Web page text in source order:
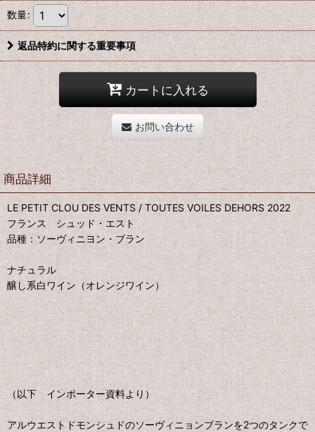
数量:
返品特約に関する重要事項
カートに入れる
お問い合わせ
商品詳細
LE PETIT CLOU DES VENTS / TOUTES VOILES DEHORS 2022
フランス シュッド・エスト
品種：ソーヴィニヨン・ブラン
ナチュラル
醸し系白ワイン（オレンジワイン）
（以下 インポーター資料より）
アルウエストドモンシュドのソーヴィニョンブランを2つのタンクで